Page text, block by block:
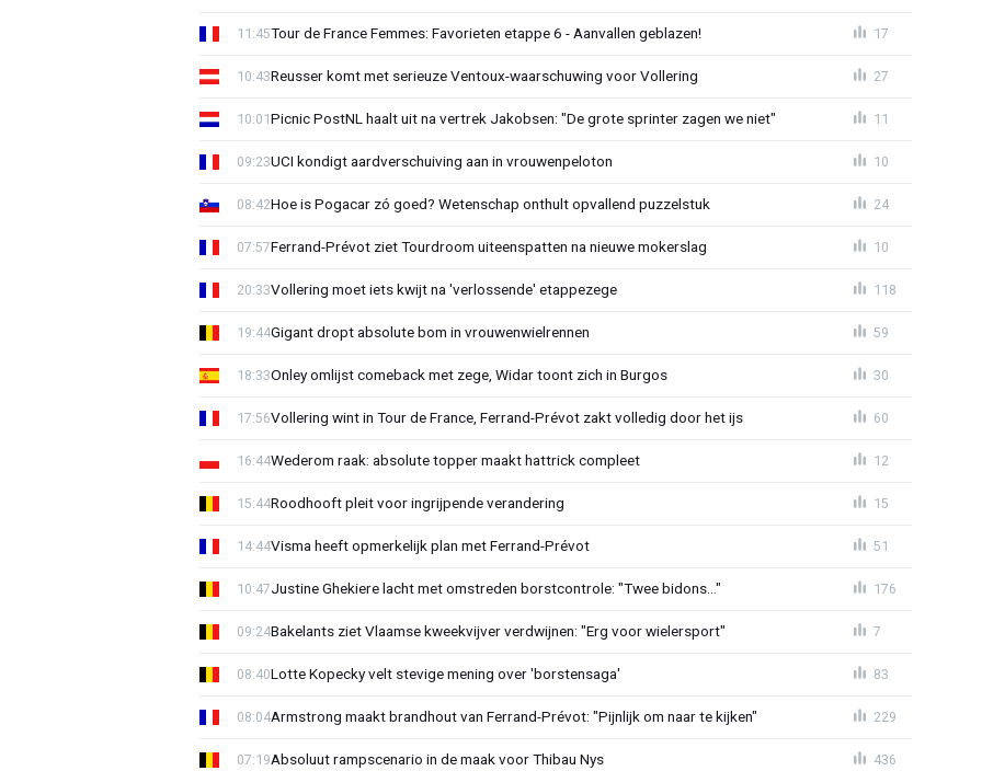
Tour de France Femmes: Favorieten etappe 6 - Aanvallen geblazen!
11:45 17
Reusser komt met serieuze Ventoux-waarschuwing voor Vollering
10:43 27
Picnic PostNL haalt uit na vertrek Jakobsen: "De grote sprinter zagen we niet"
10:01 11
UCI kondigt aardverschuiving aan in vrouwenpeloton
09:23 10
Hoe is Pogacar zó goed? Wetenschap onthult opvallend puzzelstuk
08:42 24
Ferrand-Prévot ziet Tourdroom uiteenspatten na nieuwe mokerslag
07:57 10
Vollering moet iets kwijt na 'verlossende' etappezege
20:33 118
Gigant dropt absolute bom in vrouwenwielrennen
19:44 59
Onley omlijst comeback met zege, Widar toont zich in Burgos
18:33 30
Vollering wint in Tour de France, Ferrand-Prévot zakt volledig door het ijs
17:56 60
Wederom raak: absolute topper maakt hattrick compleet
16:44 12
Roodhooft pleit voor ingrijpende verandering
15:44 15
Visma heeft opmerkelijk plan met Ferrand-Prévot
14:44 51
Justine Ghekiere lacht met omstreden borstcontrole: "Twee bidons..."
10:47 176
Bakelants ziet Vlaamse kweekvijver verdwijnen: "Erg voor wielersport"
09:24 7
Lotte Kopecky velt stevige mening over 'borstensaga'
08:40 83
Armstrong maakt brandhout van Ferrand-Prévot: "Pijnlijk om naar te kijken"
08:04 229
Absoluut rampscenario in de maak voor Thibau Nys
07:19 436